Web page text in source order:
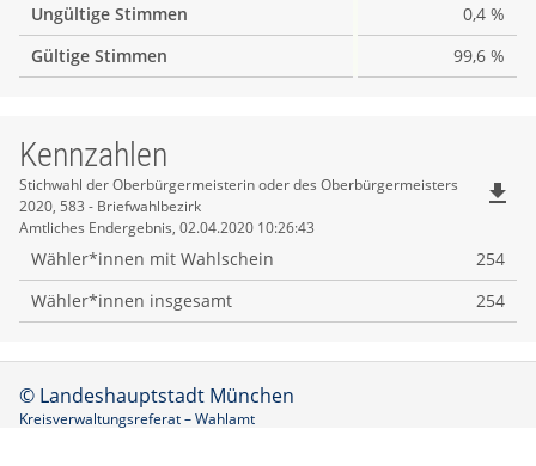
Ungültige Stimmen
0,4 %
Gültige Stimmen
99,6 %
Kennzahlen
Kennzahlen
Stichwahl der Oberbürgermeisterin oder des Oberbürgermeisters
2020, 583 - Briefwahlbezirk
Amtliches Endergebnis, 02.04.2020 10:26:43
file_download
Wähler*innen mit Wahlschein
254
Wähler*innen insgesamt
254
© Landeshauptstadt München
Kreisverwaltungsreferat – Wahlamt